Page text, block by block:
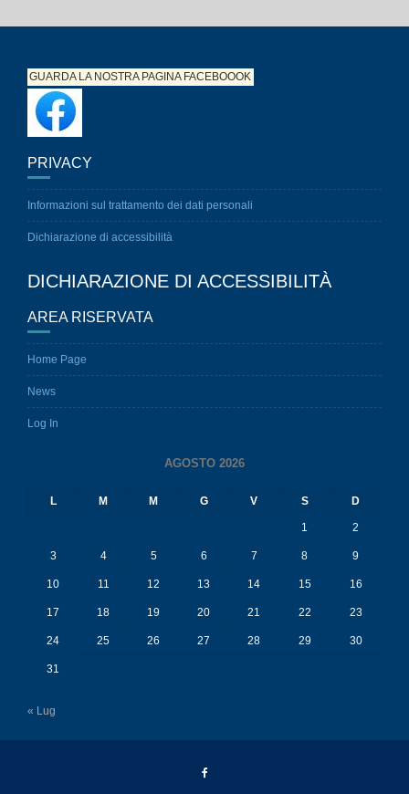
GUARDA LA NOSTRA PAGINAFACEBOOOK
PRIVACY
Informazioni sul trattamento dei dati personali
Dichiarazione di accessibilità
DICHIARAZIONE DI ACCESSIBILITÀ
AREA RISERVATA
Home Page
News
Log In
AGOSTO 2026
L M M G V S D
1 2
3 4 5 6 7 8 9
10 11 12 13 14 15 16
17 18 19 20 21 22 23
24 25 26 27 28 29 30
31
« Lug